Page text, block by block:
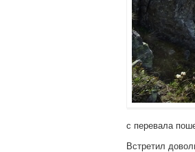
с перевала
Встретил